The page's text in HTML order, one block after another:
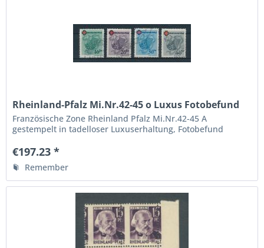
Rheinland-Pfalz Mi.Nr.42-45 o Luxus Fotobefund
BPP
Französische Zone Rheinland Pfalz Mi.Nr.42-45 A
gestempelt in tadelloser Luxuserhaltung, Fotobefund
Qualitätsstufe,
€197.23 *
Remember